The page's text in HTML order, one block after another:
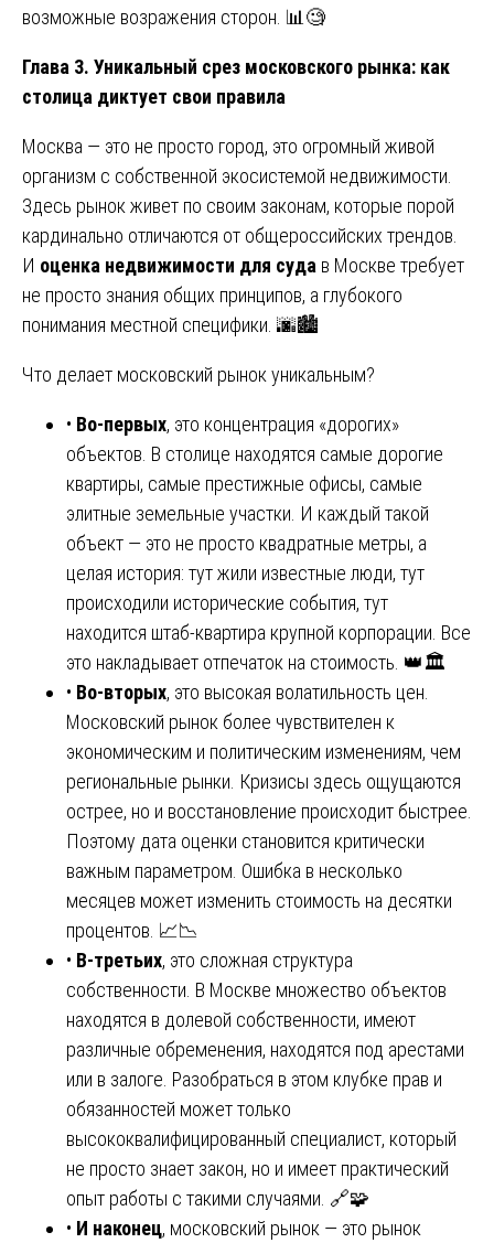
возможные возражения сторон. 📊🧐
Глава 3. Уникальный срез московского рынка: как
столица диктует свои правила
Москва — это не просто город, это огромный живой
организм с собственной экосистемой недвижимости.
Здесь рынок живет по своим законам, которые порой
кардинально отличаются от общероссийских трендов.
И оценка недвижимости для суда в Москве требует
не просто знания общих принципов, а глубокого
понимания местной специфики. 🌆🏙️
Что делает московский рынок уникальным?
• Во-первых, это концентрация «дорогих»
объектов. В столице находятся самые дорогие
квартиры, самые престижные офисы, самые
элитные земельные участки. И каждый такой
объект — это не просто квадратные метры, а
целая история: тут жили известные люди, тут
происходили исторические события, тут
находится штаб-квартира крупной корпорации. Все
это накладывает отпечаток на стоимость. 👑🏛️
• Во-вторых, это высокая волатильность цен.
Московский рынок более чувствителен к
экономическим и политическим изменениям, чем
региональные рынки. Кризисы здесь ощущаются
острее, но и восстановление происходит быстрее.
Поэтому дата оценки становится критически
важным параметром. Ошибка в несколько
месяцев может изменить стоимость на десятки
процентов. 📈📉
• В-третьих, это сложная структура
собственности. В Москве множество объектов
находятся в долевой собственности, имеют
различные обременения, находятся под арестами
или в залоге. Разобраться в этом клубке прав и
обязанностей может только
высококвалифицированный специалист, который
не просто знает закон, но и имеет практический
опыт работы с такими случаями. 🔗🧩
• И наконец, московский рынок — это рынок